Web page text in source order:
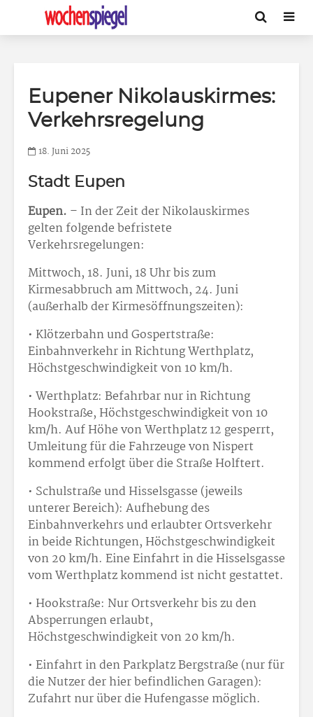
Eupener Nikolauskirmes:
Verkehrsregelung
18. Juni 2025
Stadt Eupen
Eupen. – In der Zeit der Nikolauskirmes
gelten folgende befristete
Verkehrsregelungen:
Mittwoch, 18. Juni, 18 Uhr bis zum
Kirmesabbruch am Mittwoch, 24. Juni
(außerhalb der Kirmesöffnungszeiten):
• Klötzerbahn und Gospertstraße:
Einbahnverkehr in Richtung Werthplatz,
Höchstgeschwindigkeit von 10 km/h.
• Werthplatz: Befahrbar nur in Richtung
Hookstraße, Höchstgeschwindigkeit von 10
km/h. Auf Höhe von Werthplatz 12 gesperrt,
Umleitung für die Fahrzeuge von Nispert
kommend erfolgt über die Straße Holftert.
• Schulstraße und Hisselsgasse (jeweils
unterer Bereich): Aufhebung des
Einbahnverkehrs und erlaubter Ortsverkehr
in beide Richtungen, Höchstgeschwindigkeit
von 20 km/h. Eine Einfahrt in die Hisselsgasse
vom Werthplatz kommend ist nicht gestattet.
• Hookstraße: Nur Ortsverkehr bis zu den
Absperrungen erlaubt,
Höchstgeschwindigkeit von 20 km/h.
• Einfahrt in den Parkplatz Bergstraße (nur für
die Nutzer der hier befindlichen Garagen):
Zufahrt nur über die Hufengasse möglich.